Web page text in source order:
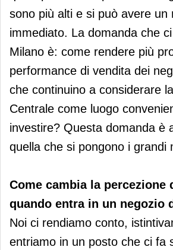
sono più alti e si può avere un
immediato. La domanda che
Milano è: come rendere più
performance di vendita dei
che continuino a considerare
Centrale come luogo
investire? Questa domanda è
quella che si pongono i grandi
Come cambia la percezione
quando entra in un negozio
Noi ci rendiamo conto,
entriamo in un posto che ci fa